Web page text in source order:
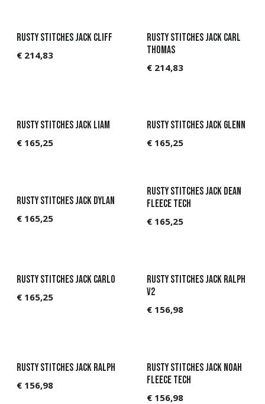
Rusty Stitches Jack Cliff
€ 214,83
Rusty Stitches Jack Carl
Thomas
€ 214,83
Rusty Stitches Jack Liam
€ 165,25
Rusty Stitches Jack Glenn
€ 165,25
Rusty Stitches Jack Dylan
€ 165,25
Rusty Stitches Jack Dean
Fleece Tech
€ 165,25
Rusty Stitches Jack Carlo
€ 165,25
Rusty Stitches Jack Ralph
V2
€ 156,98
Rusty Stitches Jack Ralph
€ 156,98
Rusty Stitches Jack Noah
Fleece Tech
€ 156,98